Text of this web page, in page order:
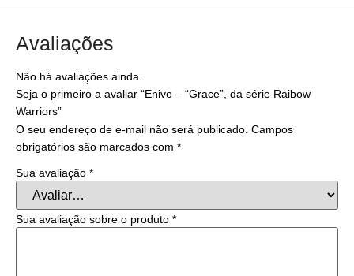
Avaliações
Não há avaliações ainda.
Seja o primeiro a avaliar “Enivo – “Grace”, da série Raibow
Warriors”
O seu endereço de e-mail não será publicado. Campos
obrigatórios são marcados com *
Sua avaliação *
Sua avaliação sobre o produto *